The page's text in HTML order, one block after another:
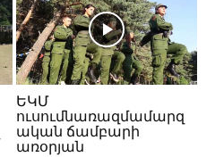
ԵԿՄ
ուսումնառազմամարզ
ական ճամբարի
առօրյան